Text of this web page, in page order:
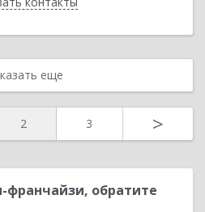
еще
2 3 >
обратите